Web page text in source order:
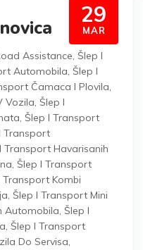
29
MAR
Assistance, Šlep I
Automobila, Šlep I
Čamaca I Plovila,
Vozila, Šlep I
, Šlep I Transport
Transport
Transport Havarisanih
, Šlep I Transport
Transport Kombi
, Šlep I Transport Mini
Automobila, Šlep I
, Šlep I Transport
Do Servisa,